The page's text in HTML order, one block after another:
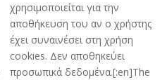
χρησιμοποιείται για την
αποθήκευση του αν ο χρήστης
έχει συναινέσει στη χρήση
cookies. Δεν αποθηκεύει
προσωπικά δεδομένα.[:en]The